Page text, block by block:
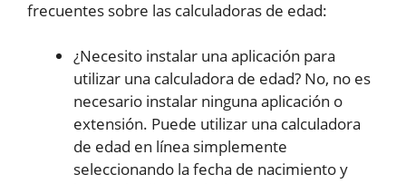
frecuentes sobre las calculadoras de edad:
¿Necesito instalar una aplicación para
utilizar una calculadora de edad? No, no es
necesario instalar ninguna aplicación o
extensión. Puede utilizar una calculadora
de edad en línea simplemente
seleccionando la fecha de nacimiento y